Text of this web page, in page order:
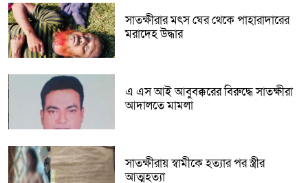
সাতক্ষীরার মৎস ঘের থেকে পাহারাদারের
মরাদেহ উদ্ধার
এ এস আই আবুবক্করের বিরুদ্ধে সাতক্ষীরা
আদালতে মামলা
সাতক্ষীরায় স্বামীকে হত্যার পর স্ত্রীর
আত্মহত্যা